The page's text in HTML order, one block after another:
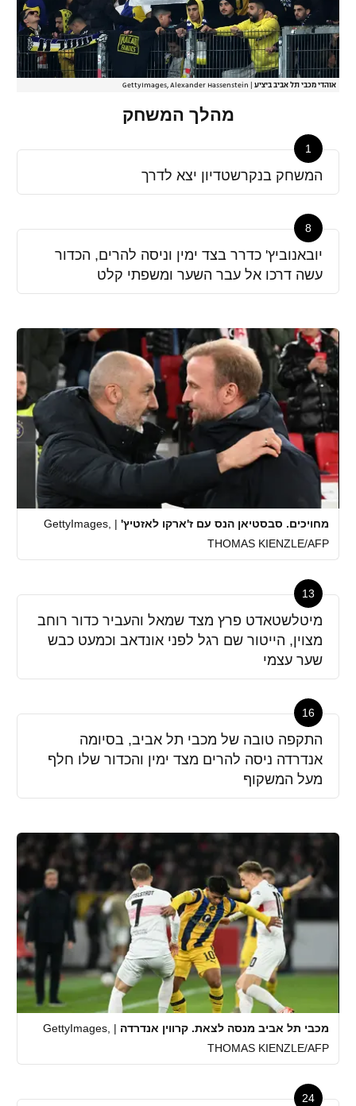
אוהדי מכבי תל אביב ביציע GettyImages, Alexander Hassenstein
מהלך המשחק
1
המשחק בנקרשטדיון יצא לדרך
8
יובאנוביץ' כדרר בצד ימין וניסה להרים, הכדור
עשה דרכו אל עבר השער ומשפתי קלט
מחויכים. סבסטיאן הנס עם ז'ארקו לאזטיץ' |
GettyImages,
THOMAS KIENZLE/AFP
13
מיטלשטאדט פרץ מצד שמאל והעביר כדור רוחב
מצוין, הייטור שם רגל לפני אונדאב וכמעט כבש
שער עצמי
16
התקפה טובה של מכבי תל אביב, בסיומה
אנדרדה ניסה להרים מצד ימין והכדור שלו חלף
מעל המשקוף
מכבי תל אביב מנסה לצאת. קרווין אנדרדה |
GettyImages,
THOMAS KIENZLE/AFP
24